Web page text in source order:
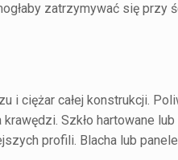
zatrzymywać się przy
i ciężar całej konstrukcji.
Szkło hartowane lub
profili. Blacha lub